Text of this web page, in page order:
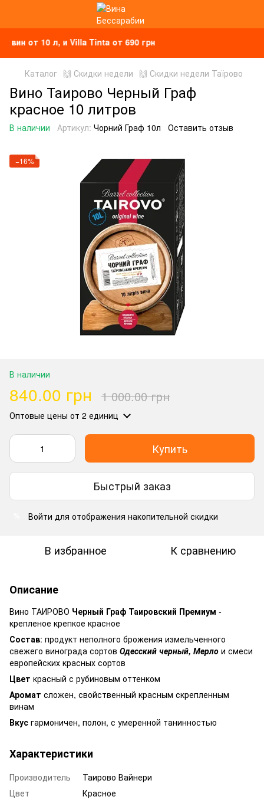
от 10 л, и Villa Tinta от 690 грн
Каталог 🙌 Скидки недели 🙌 Скидки недели Таїрово
Вино Таирово Черный Граф
красное 10 литров
В наличии Артикул: Чорний Граф 10л Оставить отзыв
−16%
В наличии
840.00 грн 1 000.00 грн
Оптовые цены от 2 единиц
Купить
Быстрый заказ
Войти для отображения накопительной скидки
В избранное К сравнению
Описание
Вино ТАИРОВО Черный Граф Таировский Премиум -
крепленое крепкое красное
Состав: продукт неполного брожения измельченного
свежего винограда сортов Одесский черный, Мерло и смеси
европейских красных сортов
Цвет красный с рубиновым оттенком
Аромат сложен, свойственный красным скрепленным
винам
Вкус гармоничен, полон, с умеренной танинностью
Характеристики
Производитель
Таирово Вайнери
Цвет
Красное